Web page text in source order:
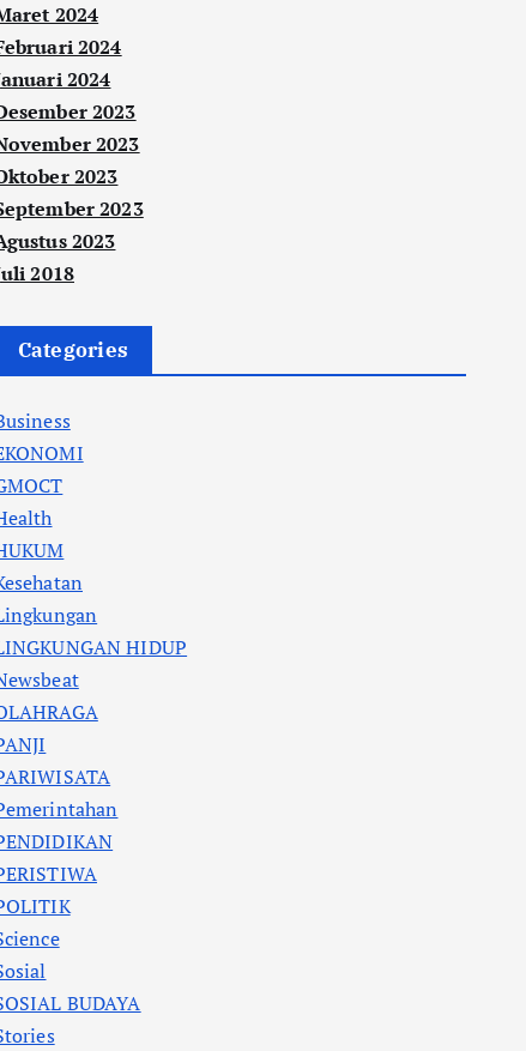
2024
2024
2024
2023
2023
2023
2023
2023
2018
Categories
HIDUP
BUDAYA